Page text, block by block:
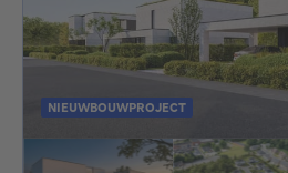
NIEUWBOUWPROJECT